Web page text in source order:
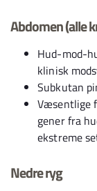
Abdomen (alle
Hud-mod-
klinisk
Subkutan
Væsentlige
gener fra
ekstreme
Nedre ryg